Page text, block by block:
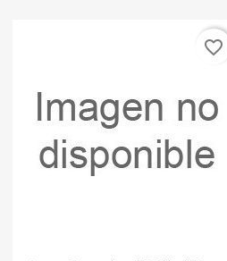
favorite_border